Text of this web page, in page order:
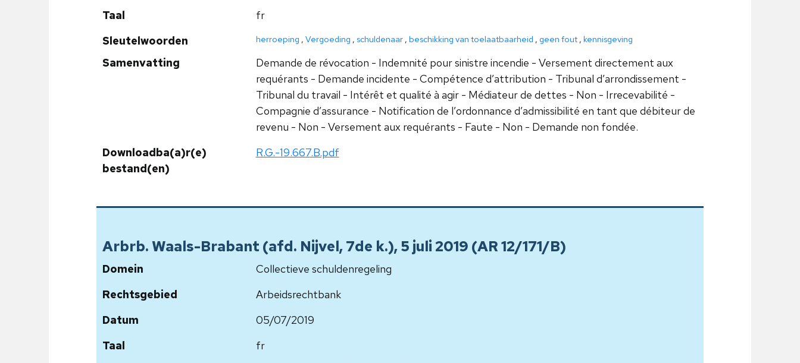
Taal
fr
Sleutelwoorden
herroeping , Vergoeding , schuldenaar, beschikking van toelaatbaarheid , geen fout, kennisgeving
Samenvatting
Demande de révocation - Indemnité pour sinistre incendie - Versement directement aux
requérants - Demande incidente - Compétence d’attribution - Tribunal d’arrondissement -
Tribunal du travail - Intérêt et qualité à agir - Médiateur de dettes - Non - Irrecevabilité -
Compagnie d’assurance - Notification de l’ordonnance d’admissibilité en tant que débiteur de
revenu - Non - Versement aux requérants - Faute - Non - Demande non fondée.
Downloadba(a)r(e)
bestand(en)
R.G.-19.667.B.pdf
Arbrb. Waals-Brabant (afd. Nijvel, 7de k.), 5 juli 2019 (AR 12/171/B)
Domein
Collectieve schuldenregeling
Rechtsgebied
Arbeidsrechtbank
Datum
05/07/2019
Taal
fr